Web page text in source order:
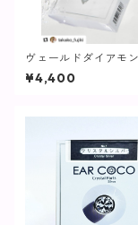
ヴェールドダイアモ
ク【SPICARE】
¥4,400